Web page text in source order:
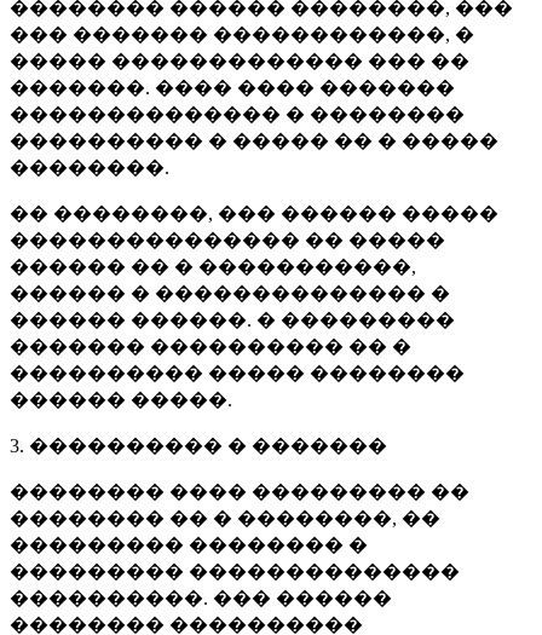
�������� ������ ��������, ���
��� ������� ������������, �
����� ������������� ��� ��
�������. ���� ���� �������
�������������� � ��������
���������� � ����� �� � �����
��������.
�� ��������, ��� ������ �����
��������������� �� �����
������ �� � �����������,
������ � �������������� �
������ ������. � ���������
������� ���������� �� �
���������� ����� ��������
������ �����.
3. ���������� � �������
�������� ���� ��������� ��
�������� �� � ��������, ��
��������� �������� �
��������� ��������������
����������. ��� ������
�������� ����������